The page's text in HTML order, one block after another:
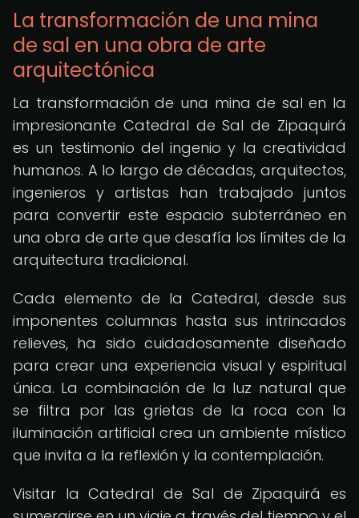
La transformación de una mina
de sal en una obra de arte
arquitectónica
La transformación de una mina de sal en la
impresionante Catedral de Sal de Zipaquirá
es un testimonio del ingenio y la creatividad
humanos. A lo largo de décadas, arquitectos,
ingenieros y artistas han trabajado juntos
para convertir este espacio subterráneo en
una obra de arte que desafía los límites de la
arquitectura tradicional.
Cada elemento de la Catedral, desde sus
imponentes columnas hasta sus intrincados
relieves, ha sido cuidadosamente diseñado
para crear una experiencia visual y espiritual
única. La combinación de la luz natural que
se filtra por las grietas de la roca con la
iluminación artificial crea un ambiente místico
que invita a la reflexión y la contemplación.
Visitar la Catedral de Sal de Zipaquirá es